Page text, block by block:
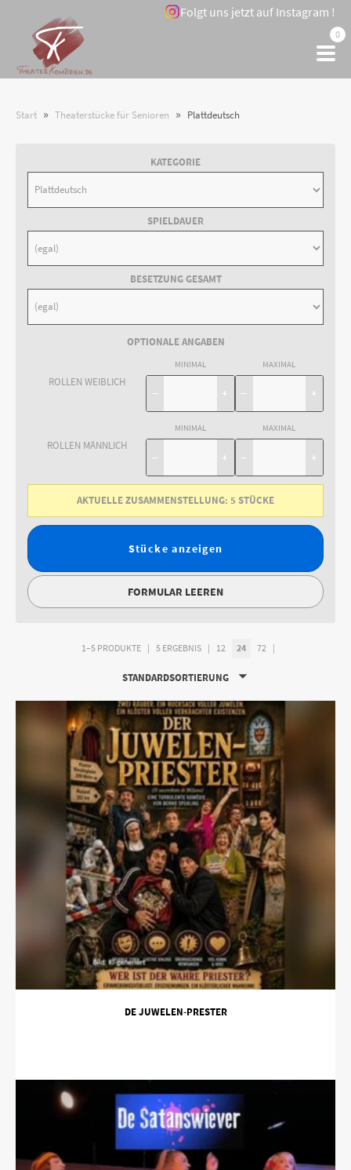
Folgt uns jetzt auf Instagram !
0
Start » Theaterstücke für Senioren » Plattdeutsch
KATEGORIE
SPIELDAUER
BESETZUNG GESAMT
OPTIONALE ANGABEN
ROLLEN WEIBLICH
MINIMAL
− +
MAXIMAL
− +
ROLLEN MÄNNLICH
MINIMAL
− +
MAXIMAL
− +
AKTUELLE ZUSAMMENSTELLUNG: 5 STÜCKE
Stücke anzeigen
FORMULAR LEEREN
1–5 PRODUKTE 5 ERGEBNIS 12 24 72
STANDARDSORTIERUNG
DE JUWELEN-PRESTER